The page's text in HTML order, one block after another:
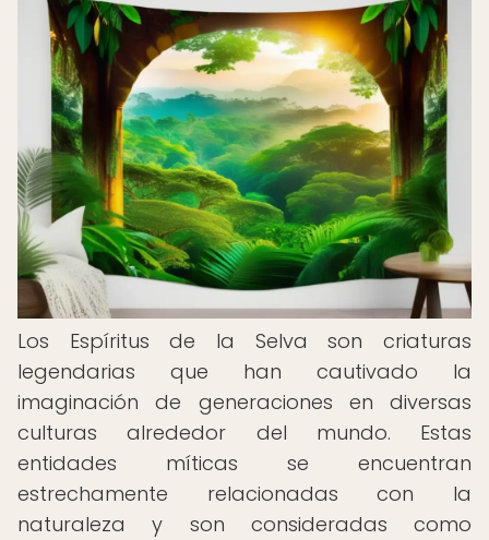
Los Espíritus de la Selva son criaturas
legendarias que han cautivado la
imaginación de generaciones en diversas
culturas alrededor del mundo. Estas
entidades míticas se encuentran
estrechamente relacionadas con la
naturaleza y son consideradas como